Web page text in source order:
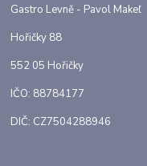
Gastro Levně - Pavol Makeľ
Hořičky 88
552 05 Hořičky
IČO: 88784177
DIČ: CZ7504288946